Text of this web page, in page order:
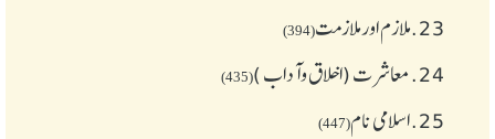
23. ملازم اور ملازمت(394)
24. معاشرت (اخلاق وآداب )(435)
25. اسلامی نام(447)